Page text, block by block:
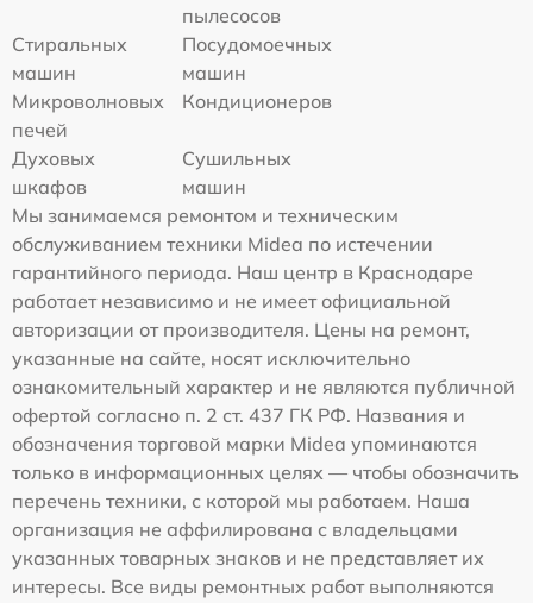
пылесосов
Стиральных
машин
Посудомоечных
машин
Микроволновых
печей
Кондиционеров
Духовых
шкафов
Сушильных
машин
Мы занимаемся ремонтом и техническим
обслуживанием техники Midea по истечении
гарантийного периода. Наш центр в Краснодаре
работает независимо и не имеет официальной
авторизации от производителя. Цены на ремонт,
указанные на сайте, носят исключительно
ознакомительный характер и не являются публичной
офертой согласно п. 2 ст. 437 ГК РФ. Названия и
обозначения торговой марки Midea упоминаются
только в информационных целях — чтобы обозначить
перечень техники, с которой мы работаем. Наша
организация не аффилирована с владельцами
указанных товарных знаков и не представляет их
интересы. Все виды ремонтных работ выполняются